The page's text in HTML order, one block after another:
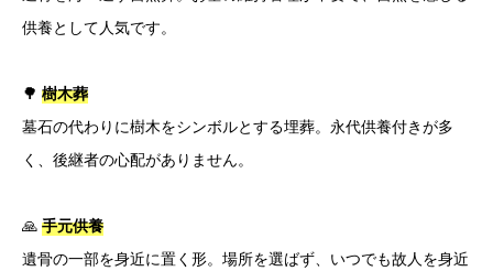
供養として人気です。
🌳 樹木葬
墓石の代わりに樹木をシンボルとする埋葬。永代供養付きが多
く、後継者の心配がありません。
🙏 手元供養
遺骨の一部を身近に置く形。場所を選ばず、いつでも故人を身近